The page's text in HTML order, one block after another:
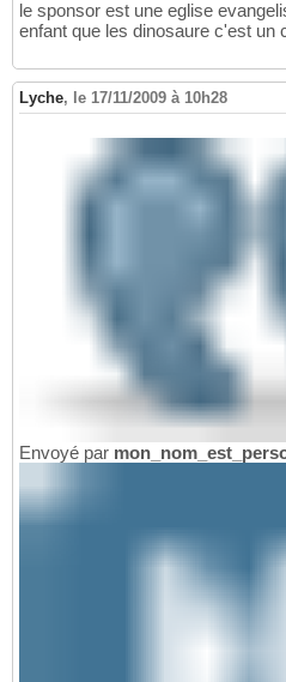
le sponsor est une eglise
enfant que les dinosaure c'est un
Lyche, le 17/11/2009 à 10h28
Envoyé par